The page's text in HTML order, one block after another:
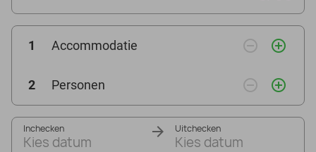
1 Accommodatie remove_circle_outline add_circle_outline
2 Personen remove_circle_outline add_circle_outline
Inchecken
Kies datum
Uitchecken
Kies datum